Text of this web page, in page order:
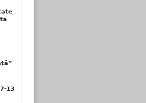
13